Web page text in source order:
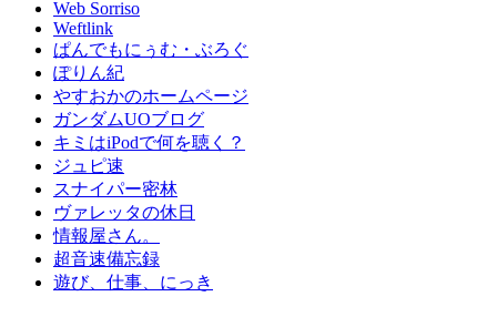
Web Sorriso
Weftlink
ぱんでもにぅむ・ぶろぐ
ぽりん紀
やすおかのホームページ
ガンダムUOブログ
キミはiPodで何を聴く？
ジュピ速
スナイパー密林
ヴァレッタの休日
情報屋さん。
超音速備忘録
遊び、仕事、にっき